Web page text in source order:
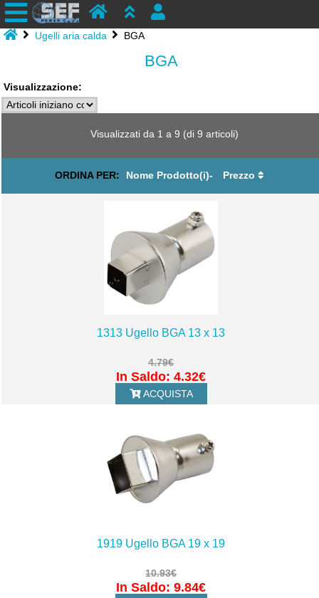
Ugelli aria calda BGA
BGA
Visualizzazione:
Visualizzati da 1 a9 (di9 articoli)
ORDINA PER: Nome Prodotto(i)- Prezzo
1313 Ugello BGA 13 x 13
4.79€
In Saldo: 4.32€
ACQUISTA
1919 Ugello BGA 19 x 19
10.93€
In Saldo: 9.84€